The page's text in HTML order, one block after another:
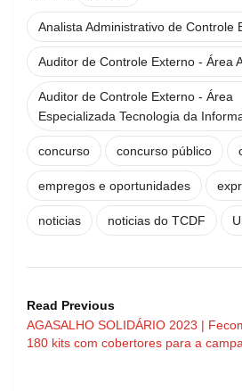
Analista Administrativo de Controle
Auditor de Controle Externo - Área
Auditor de Controle Externo - Área
Especializada Tecnologia da
concurso concurso público
empregos e oportunidades
noticias noticias do TCDF
Read Previous
AGASALHO SOLIDÁRIO 2023 |
180 kits com cobertores para a